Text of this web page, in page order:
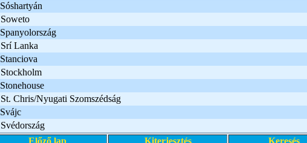
Sóshartyán
Soweto
Spanyolország
Srí Lanka
Stanciova
Stockholm
Stonehouse
St. Chris/Nyugati Szomszédság
Svájc
Svédország
Előző lap
Kiterjesztés Keresés